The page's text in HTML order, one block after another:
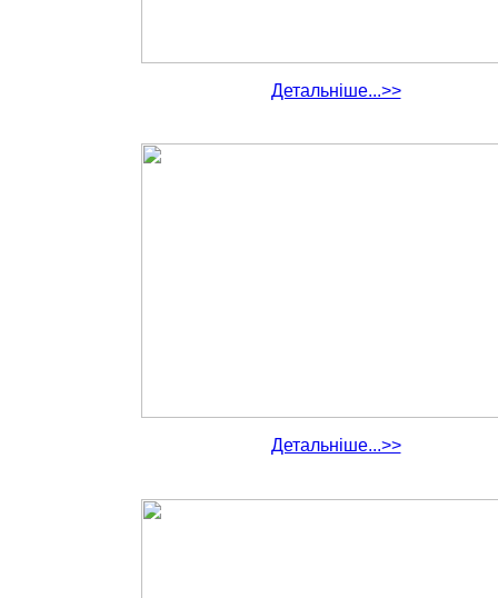
Детальніше...>>
Детальніше...>>